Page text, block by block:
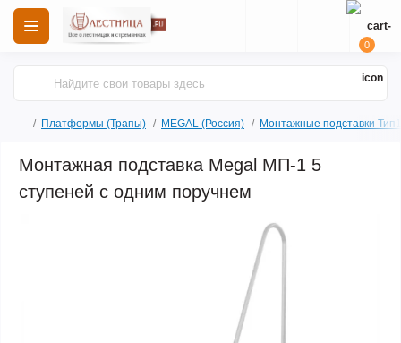
0
Платформы (Трапы) MEGAL (Россия) Монтажные подставки Тип1
Монтажная подставка Megal МП-1 5
ступеней с одним поручнем